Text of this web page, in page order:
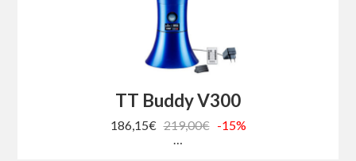
TT Buddy V300
186,15€219,00€ -15%